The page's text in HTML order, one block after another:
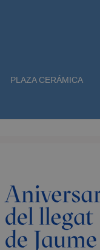
PLAZA CERÁMICA